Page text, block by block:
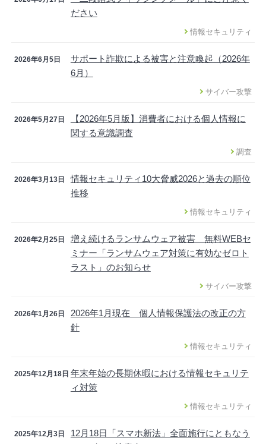
ださい
情報セキュリティ
2026年6月5日
サポート詐欺による被害と注意喚起（2026年
6月）
サイバー攻撃
2026年5月27日
【2026年5月版】消費者における個人情報に
関する意識調査
調査
2026年3月13日
情報セキュリティ10大脅威2026と過去の順位
推移
情報セキュリティ
2026年2月25日
増え続けるランサムウェア被害 無料WEBセ
ミナー「ランサムウェア対策に有効なゼロト
ラスト」のお知らせ
サイバー攻撃
2026年1月26日
2026年1月現在 個人情報保護法の改正の方
針
情報セキュリティ
2025年12月18日 年末年始の長期休暇における情報セキュリテ
ィ対策
情報セキュリティ
2025年12月3日
12月18日「スマホ新法」全面施行にともなう